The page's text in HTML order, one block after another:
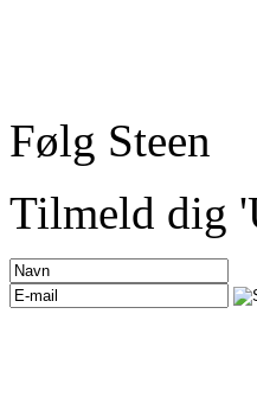
Følg Steen
Tilmeld dig